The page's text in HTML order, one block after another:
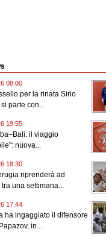
08:00
per la rinata Sirio
parte con...
19:55
il viaggio
nuova...
18:30
riprenderà ad
una settimana...
17:44
ha ingaggiato il difensore
in...